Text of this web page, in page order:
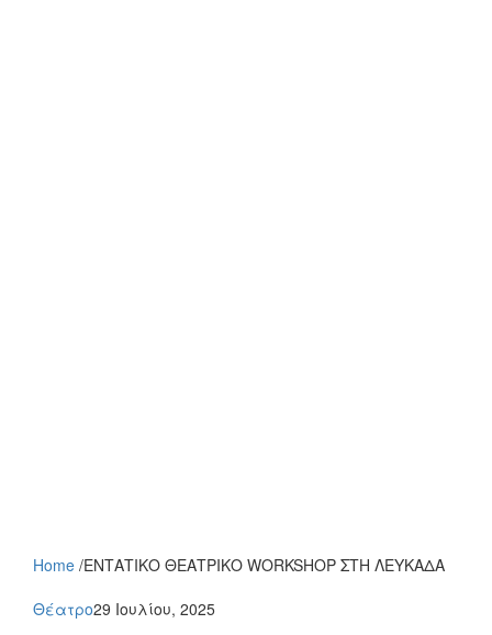
Home /ΕΝΤΑΤΙΚΟ ΘΕΑΤΡΙΚΟ WORKSHOP ΣΤΗ ΛΕΥΚΑΔΑ
Θέατρο29 Ιουλίου, 2025